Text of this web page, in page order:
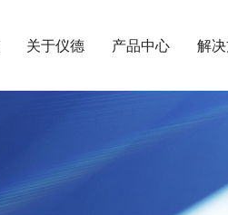
关于仪德 产品中心 解